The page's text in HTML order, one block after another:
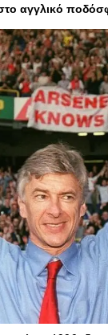
αγγλικό